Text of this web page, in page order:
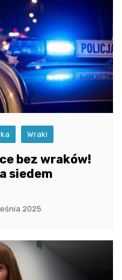
Wraki
bez wraków!
siedem
2025